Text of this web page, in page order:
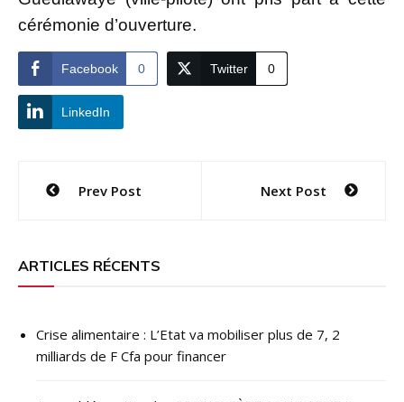
cérémonie d’ouverture.
Facebook 0 Twitter 0
LinkedIn
Navigation
l’article
Prev Post Next Post
ARTICLES RÉCENTS
Crise alimentaire : L’Etat va mobiliser plus de 7, 2
milliards de F Cfa pour financer